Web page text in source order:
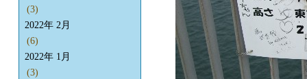
(3)
2022年 2月
(6)
2022年 1月
(3)